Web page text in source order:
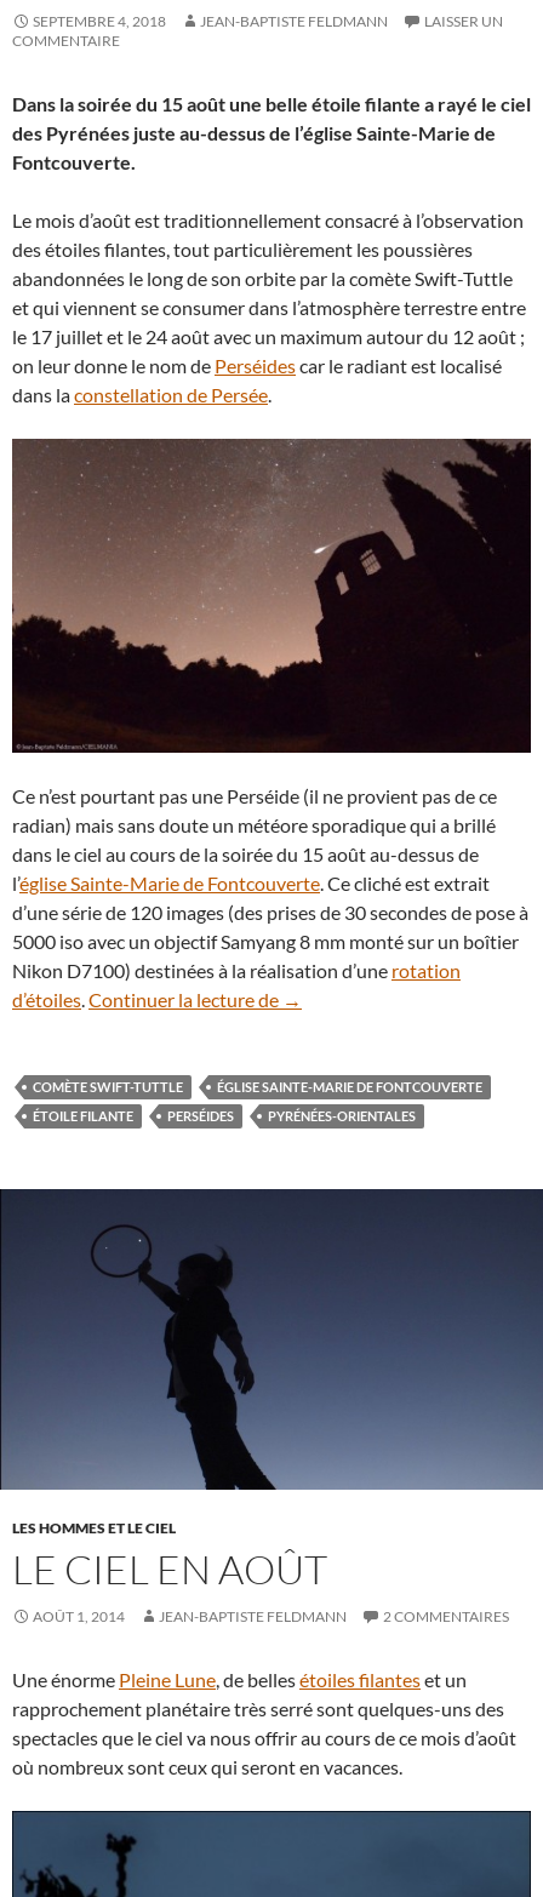
SEPTEMBRE 4, 2018 JEAN-BAPTISTE FELDMANN
LAISSER UN
COMMENTAIRE
Dans la soirée du 15 août une belle étoile filante a rayé le ciel
des Pyrénées juste au-dessus de l’église Sainte-Marie de
Fontcouverte.
Le mois d’août est traditionnellement consacré à l’observation
des étoiles filantes, tout particulièrement les poussières
abandonnées le long de son orbite par la comète Swift-Tuttle
et qui viennent se consumer dans l’atmosphère terrestre entre
le 17 juillet et le 24 août avec un maximum autour du 12 août ;
on leur donne le nom de Perséidescar le radiant est localisé
dans laconstellation de Persée
Ce n’est pourtant pas une Perséide (il ne provient pas de ce
radian) mais sans doute un météore sporadique qui a brillé
dans le ciel au cours de la soirée du 15 août au-dessus de
l’église Sainte-Marie de Fontcouverte. Ce cliché est extrait
d’une série de 120 images (des prises de 30 secondes de pose à
5000 iso avec un objectif Samyang 8 mm monté sur un boîtier
Nikon D7100) destinées à la réalisation d’une rotation
d’étoiles.Continuer la lecture de Une belle étoile filante dans le
→
COMÈTE SWIFT-TUTTLE
ÉGLISE SAINTE-MARIE DE FONTCOUVERTE
ÉTOILE FILANTE
PERSÉIDES PYRÉNÉES-ORIENTALES
LES HOMMES ET LE CIEL
LE CIEL EN AOÛT
AOÛT 1, 2014 JEAN-BAPTISTE FELDMANN 2 COMMENTAIRES
Une énorme Pleine Lune, de bellesétoiles filanteset un
rapprochement planétaire très serré sont quelques-uns des
spectacles que le ciel va nous offrir au cours de ce mois d’août
où nombreux sont ceux qui seront en vacances.